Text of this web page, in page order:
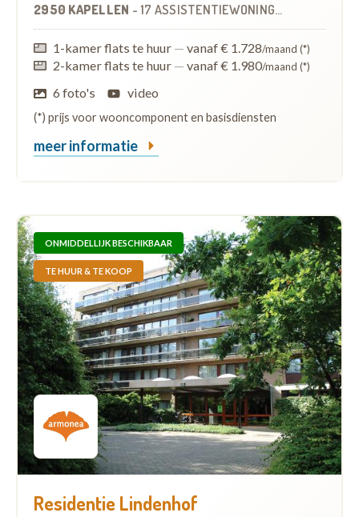
2950 KAPELLEN - 17 ASSISTENTIEWONINGEN
1-kamer flats te huur — vanaf € 1.728/maand (*)
2-kamer flats te huur — vanaf € 1.980/maand (*)
6 foto's video
(*) prijs voor wooncomponent en basisdiensten
meer informatie
ONMIDDELLIJK BESCHIKBAAR
TE HUUR & TE KOOP
Residentie Lindenhof